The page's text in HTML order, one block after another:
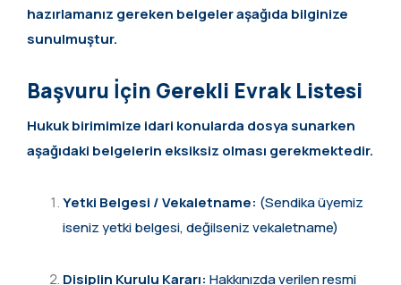
hazırlamanız gereken belgeler aşağıda bilginize
sunulmuştur.
Başvuru İçin Gerekli Evrak Listesi
Hukuk birimimize idari konularda dosya sunarken
aşağıdaki belgelerin eksiksiz olması gerekmektedir.
Yetki Belgesi / Vekaletname: (Sendika üyemiz
iseniz yetki belgesi, değilseniz vekaletname)
Disiplin Kurulu Kararı: Hakkınızda verilen resmi